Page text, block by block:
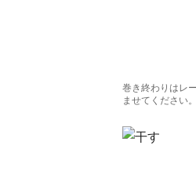
巻き終わりはレ
ませてください。